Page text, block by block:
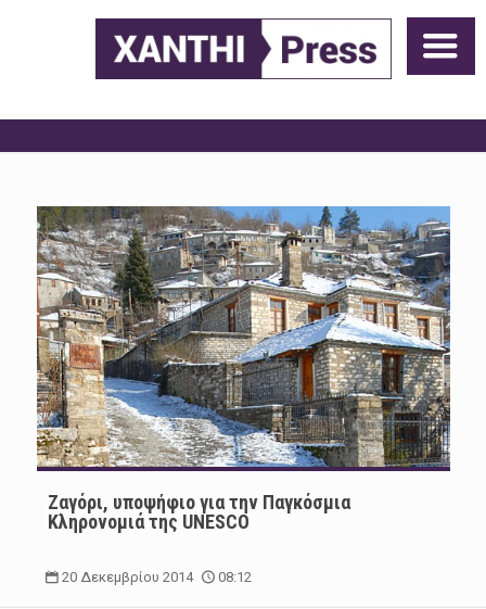
Zαγόρι, υποψήφιο για την Παγκόσμια
Κληρονομιά της UNESCO
20 Δεκεμβρίου 2014 08:12